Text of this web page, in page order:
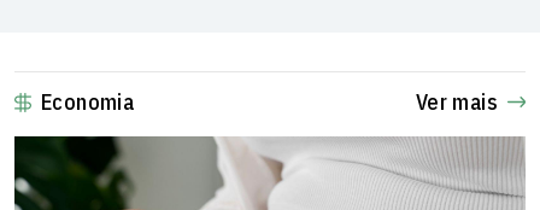
Economia Ver mais